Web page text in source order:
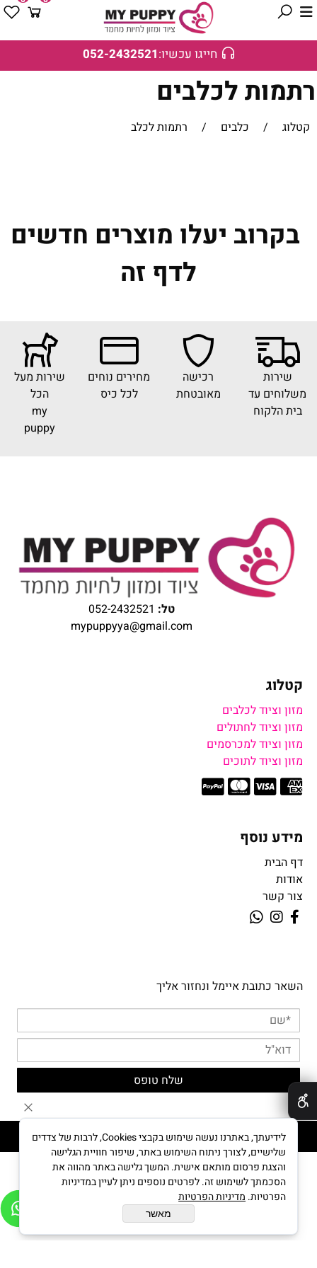
חייגו עכשיו:052-2432521
רתמות לכלבים
קטלוג / כלבים / רתמות לכלב
בקרוב יעלו מוצרים חדשים
לדף זה
שירות
משלוחים עד
בית הלקוח
רכישה
מאובטחת
מחירים נוחים
לכל כיס
שירות מעל
הכל
my
puppy
טל: 052-2432521
mypuppyya@gmail.com
קטלוג
מזון וציוד לכלבים
מזון וציוד לחתולים
מזון וציוד למכרסמים
מזון וציוד לתוכים
מידע נוסף
דף הבית
אודות
צור קשר
השאר כתובת איימל ונחזור אליך
MYPUPPY © All Rights reserved
בניית אתרים
לידיעתך, באתרנו נעשה שימוש בקבצי Cookies, לרבות של צדדים
שלישיים, לצורך ניתוח השימוש באתר, שיפור חוויית הגלישה
והצגת פרסום מותאם אישית. המשך גלישה באתר מהווה את
הסכמתך לשימוש זה. לפרטים נוספים ניתן לעיין במדיניות
הפרטיות. מדיניות הפרטיות
מאשר